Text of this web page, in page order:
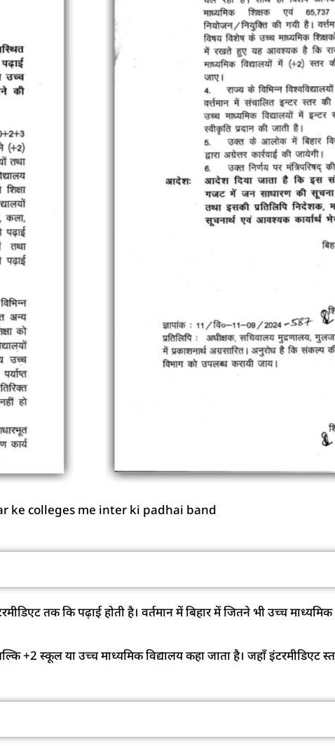
ke colleges me inter ki padhai band
तक कि पढ़ाई होती है। वर्तमान में बिहार में जितने भी उच्च
+2 स्कूल या उच्च माध्यमिक विद्यालय कहा जाता है। जहाँ इंटरमीडिएट